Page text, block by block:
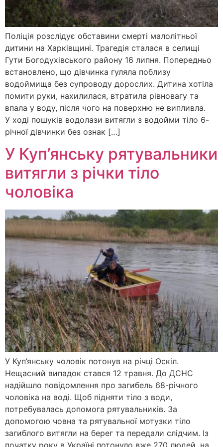
Поліція розслідує обставини смерті малолітньої
дитини на Харківщині. Трагедія сталася в селищі
Гути Богодухівського району 16 липня. Попередньо
встановлено, що дівчинка гуляла поблизу
водоймища без супроводу дорослих. Дитина хотіла
помити руки, нахилилася, втратила рівновагу та
впала у воду, після чого на поверхню не випливла.
У ході пошуків водолази витягли з водойми тіло 6-
річної дівчинки без ознак […]
У Куп’янську рятувальники
витягли з річки тіло
чоловіка
У Куп’янську чоловік потонув на річці Оскіл.
Нещасний випадок стався 12 травня. До ДСНС
надійшло повідомлення про загибель 68-річного
чоловіка на воді. Щоб підняти тіло з води,
потребувалась допомога рятувальників. За
допомогою човна та рятувальної мотузки тіло
загиблого витягли на берег та передали слідчим. Із